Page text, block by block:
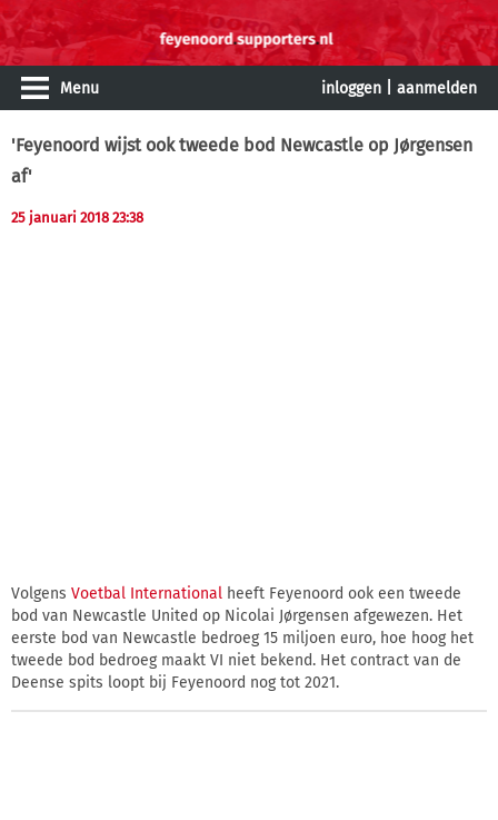
Menu inloggen aanmelden
'Feyenoord wijst ook tweede bod Newcastle op Jørgensen
af'
25 januari 2018 23:38
Volgens Voetbal International heeft Feyenoord ook een tweede
bod van Newcastle United op Nicolai Jørgensen afgewezen. Het
eerste bod van Newcastle bedroeg 15 miljoen euro, hoe hoog het
tweede bod bedroeg maakt VI niet bekend. Het contract van de
Deense spits loopt bij Feyenoord nog tot 2021.